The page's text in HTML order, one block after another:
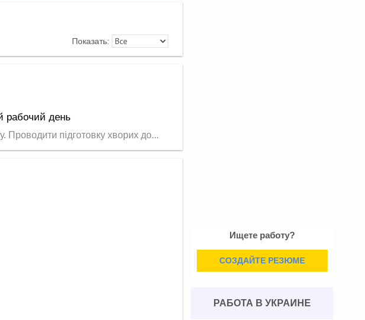
Показать:
рабочий день
Проводити підготовку хворих до...
Ищете работу?
СОЗДАЙТЕ РЕЗЮМЕ
РАБОТА В УКРАИНЕ